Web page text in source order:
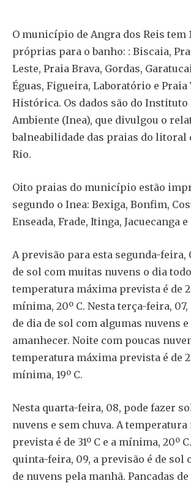
O município de Angra dos Reis tem
próprias para o banho: : Biscaia,
Leste, Praia Brava, Gordas,
Éguas, Figueira, Laboratório e
Histórica. Os dados são do Instituto
Ambiente (Inea), que divulgou o
balneabilidade das praias do litoral
Rio.
Oito praias do município estão
segundo o Inea: Bexiga, Bonfim,
Enseada, Frade, Itinga, Jacuecanga
A previsão para esta segunda-feira,
de sol com muitas nuvens o dia
temperatura máxima prevista é de
mínima, 20º C. Nesta terça-feira,
de dia de sol com algumas nuvens e
amanhecer. Noite com poucas
temperatura máxima prevista é de
mínima, 19º C.
Nesta quarta-feira, 08, pode fazer
nuvens e sem chuva. A
prevista é de 31º C e a mínima, 20º
quinta-feira, 09, a previsão é de sol
de nuvens pela manhã. Pancadas